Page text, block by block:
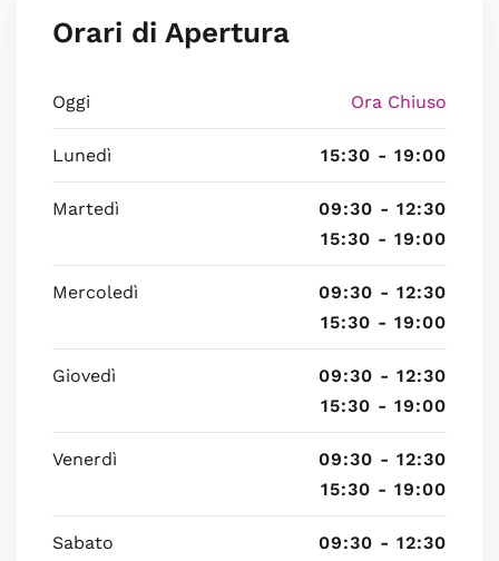
Orari di Apertura
Oggi Ora Chiuso
Lunedì 15:30 - 19:00
Martedì
09:30 - 12:30
15:30 - 19:00
Mercoledì
09:30 - 12:30
15:30 - 19:00
Giovedì
09:30 - 12:30
15:30 - 19:00
Venerdì
09:30 - 12:30
15:30 - 19:00
Sabato
09:30 - 12:30